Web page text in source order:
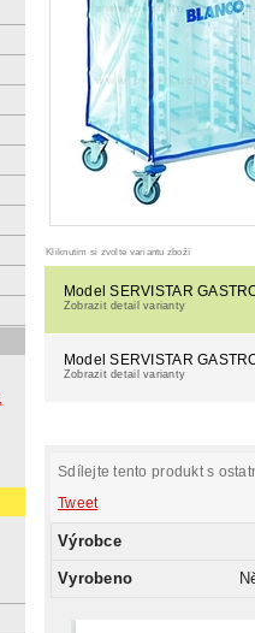
Kliknutím si zvolte variantu zboží
Model SERVISTAR
Zobrazit detail varianty
Model SERVISTAR
Zobrazit detail varianty
Sdílejte tento produkt s
Tweet
Výrobce
Vyrobeno